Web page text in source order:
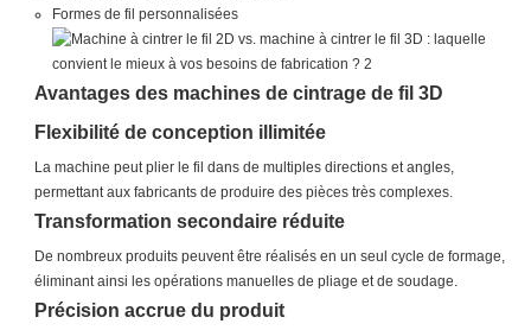
Formes de fil personnalisées
Avantages des machines de cintrage de fil 3D
Flexibilité de conception illimitée
La machine peut plier le fil dans de multiples directions et angles,
permettant aux fabricants de produire des pièces très complexes.
Transformation secondaire réduite
De nombreux produits peuvent être réalisés en un seul cycle de formage,
éliminant ainsi les opérations manuelles de pliage et de soudage.
Précision accrue du produit